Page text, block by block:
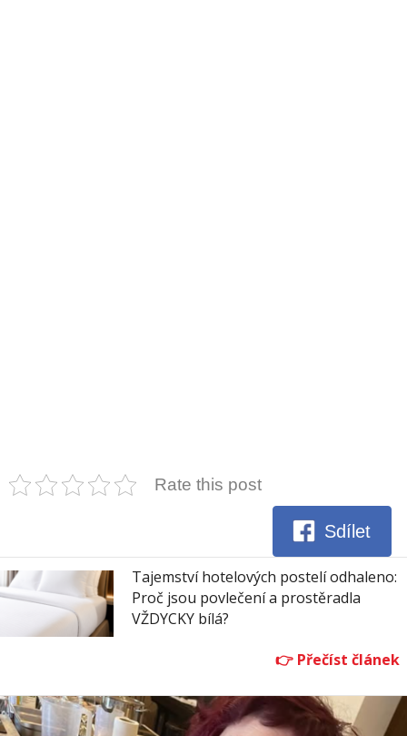
Rate this post
Sdílet
Tajemství hotelových postelí odhaleno:
Proč jsou povlečení a prostěradla
VŽDYCKY bílá?